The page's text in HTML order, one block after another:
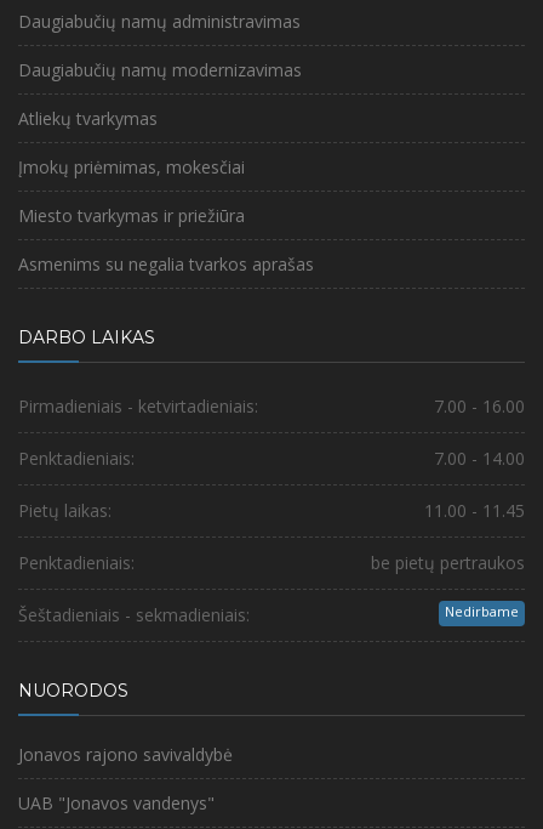
Daugiabučių namų administravimas
Daugiabučių namų modernizavimas
Atliekų tvarkymas
Įmokų priėmimas, mokesčiai
Miesto tvarkymas ir priežiūra
Asmenims su negalia tvarkos aprašas
DARBO LAIKAS
Pirmadieniais - ketvirtadieniais: 7.00 - 16.00
Penktadieniais: 7.00 - 14.00
Pietų laikas: 11.00 - 11.45
Penktadieniais: be pietų pertraukos
Šeštadieniais - sekmadieniais: Nedirbame
NUORODOS
Jonavos rajono savivaldybė
UAB "Jonavos vandenys"